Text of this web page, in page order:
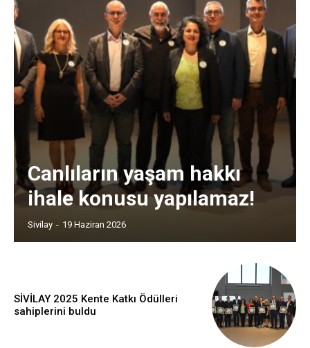
Canlıların yaşam hakkı
ihale konusu yapılamaz!
Sivilay - 19 Haziran 2026
SİVİLAY 2025 Kente Katkı Ödülleri
sahiplerini buldu